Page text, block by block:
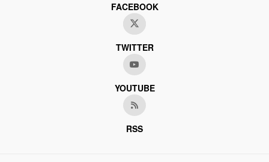
FACEBOOK
TWITTER
YOUTUBE
RSS